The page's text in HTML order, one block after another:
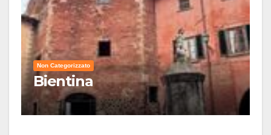
Non Categorizzato
Bientina